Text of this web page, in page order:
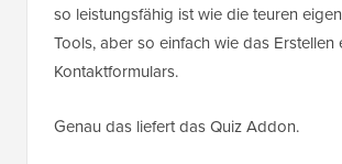
so leistungsfähig ist wie die teuren
Tools, aber so einfach wie das Erstellen
Kontaktformulars.
Genau das liefert das Quiz Addon.